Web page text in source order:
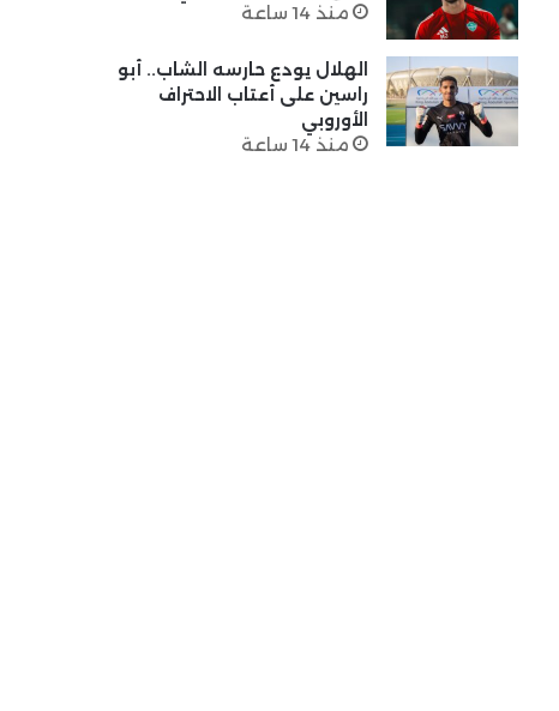
منذ 14 ساعة
الهلال يودع حارسه الشاب.. أبو
راسين على أعتاب الاحتراف
الأوروبي
منذ 14 ساعة